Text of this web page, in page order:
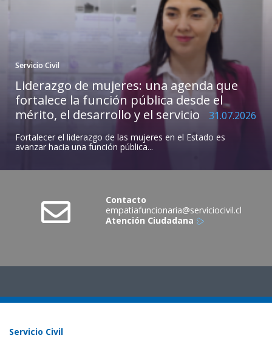
Servicio Civil
Liderazgo de mujeres: una agenda que
fortalece la función pública desde el
mérito, el desarrollo y el servicio
31.07.2026
Fortalecer el liderazgo de las mujeres en el Estado es
avanzar hacia una función pública...
Contacto
empatiafuncionaria@serviciocivil.cl
Atención Ciudadana
Servicio Civil